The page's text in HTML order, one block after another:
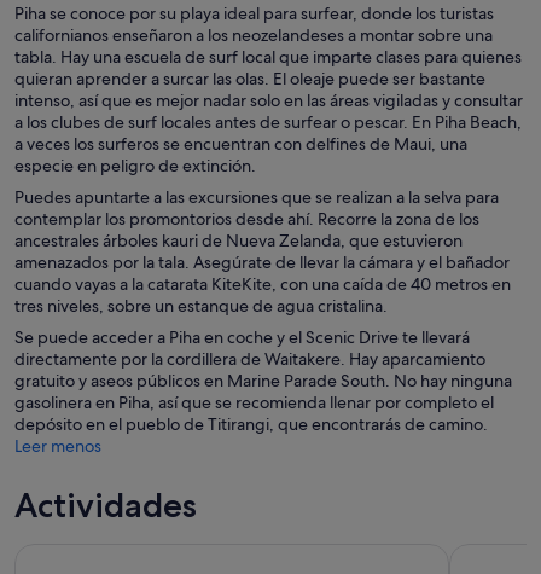
Piha se conoce por su playa ideal para surfear, donde los turistas
californianos enseñaron a los neozelandeses a montar sobre una
tabla. Hay una escuela de surf local que imparte clases para quienes
quieran aprender a surcar las olas. El oleaje puede ser bastante
intenso, así que es mejor nadar solo en las áreas vigiladas y consultar
a los clubes de surf locales antes de surfear o pescar. En Piha Beach,
a veces los surferos se encuentran con delfines de Maui, una
especie en peligro de extinción.
Puedes apuntarte a las excursiones que se realizan a la selva para
contemplar los promontorios desde ahí. Recorre la zona de los
ancestrales árboles kauri de Nueva Zelanda, que estuvieron
amenazados por la tala. Asegúrate de llevar la cámara y el bañador
cuando vayas a la catarata KiteKite, con una caída de 40 metros en
tres niveles, sobre un estanque de agua cristalina.
Se puede acceder a Piha en coche y el Scenic Drive te llevará
directamente por la cordillera de Waitakere. Hay aparcamiento
gratuito y aseos públicos en Marine Parade South. No hay ninguna
gasolinera en Piha, así que se recomienda llenar por completo el
depósito en el pueblo de Titirangi, que encontrarás de camino.
Leer menos
Actividades